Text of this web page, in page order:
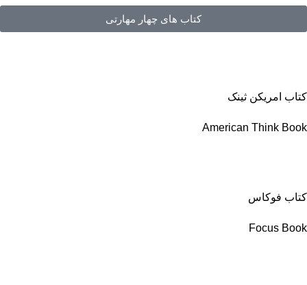
کتاب های چهار مهارتی
کتاب امریکن ثینک
American Think Book
کتاب فوکاس
Focus Book